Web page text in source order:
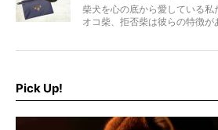
柴犬を心の底から愛している
オコ柴、拒否柴は彼らの特徴が
でもちょっと待て…もうひと
Pick Up!